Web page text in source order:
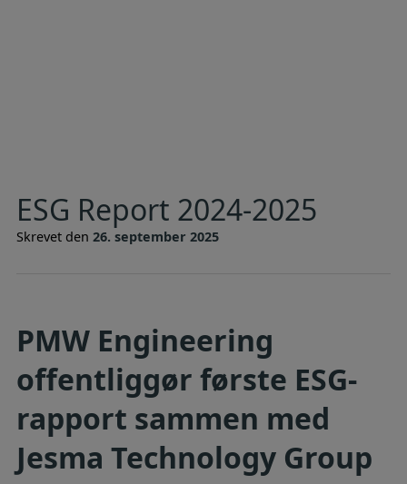
ESG Report 2024-2025
Skrevet den 26. september 2025
PMW Engineering
offentliggør første ESG-
rapport sammen med
Jesma Technology Group